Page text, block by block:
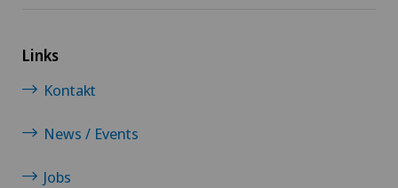
Links
Kontakt
News / Events
Jobs